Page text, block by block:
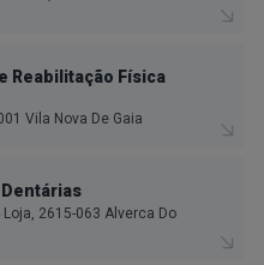
Reabilitação Física
Vila Nova De Gaia
2615-063 Alverca Do